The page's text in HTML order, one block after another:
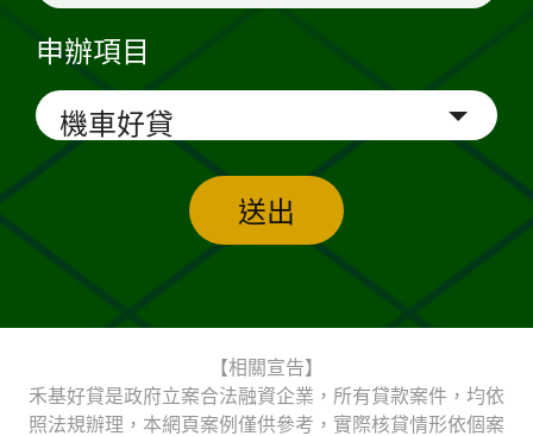
申辦項目
送出
【相關宣告】
禾基好貸是政府立案合法融資企業，所有貸款案件，均依
照法規辦理，本網頁案例僅供參考，實際核貸情形依個案